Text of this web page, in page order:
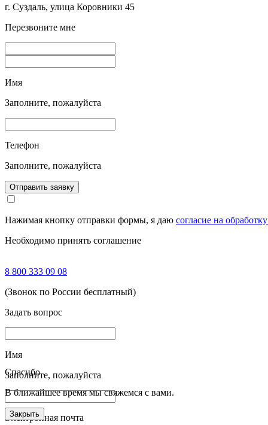
г. Суздаль, улица Коровники 45
Перезвоните мне
Имя
Заполните, пожалуйста
Телефон
Заполните, пожалуйста
Отправить заявку
Нажимая кнопку отправки формы, я даю согласие на
Необходимо принять соглашение
8 800 333 09 08
(Звонок по России бесплатный)
Задать вопрос
Имя
Заполните, пожалуйста
Электронная почта
Спасибо
В ближайшее время мы свяжемся с вами.
Закрыть